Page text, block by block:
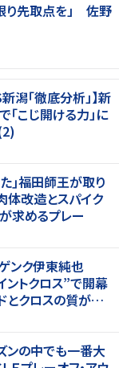
り先取点を」 佐野
潟「徹底分析」】新
こじ開ける力」に
｣福田師王が取り
体改造とスパイク
求めるプレー
ンク伊東純也
ントクロス”で開幕
とクロスの質がバ
ンの中でも一番大